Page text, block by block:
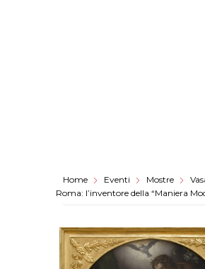
Home Eventi Mostre
Roma: l’inventore della “Maniera